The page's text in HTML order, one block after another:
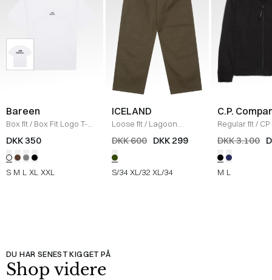
Bareen
Box fit/ Box Fit Logo T-
shirt /WHITE
DKK 350
S M L XL XXL
ICELAND
Loose fit/ Lagoon
Bukser / OLIVE
DKK 600 DKK 299
S/34 XL/32 XL/34
C.P.
Regular fit/
Jakke
SORT
DKK 3.100
M L
DU HAR SENEST KIGGET PÅ
Shop videre